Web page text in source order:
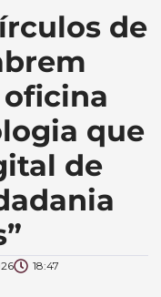
de
que
de
18:47